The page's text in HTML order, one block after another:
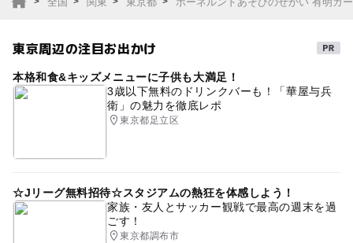
東京周辺の注目お出かけ
本格和食&キッズメニューに子供も大満足！
3歳以下無料のドリンクバーも！「華屋与兵
衛」の魅力を徹底レポ
東京都足立区
☆Jリーグ無料招待☆スタジアムの熱狂を体感しよう！
家族・友人とサッカー観戦で最高の週末を過
ごす！
東京都調布市